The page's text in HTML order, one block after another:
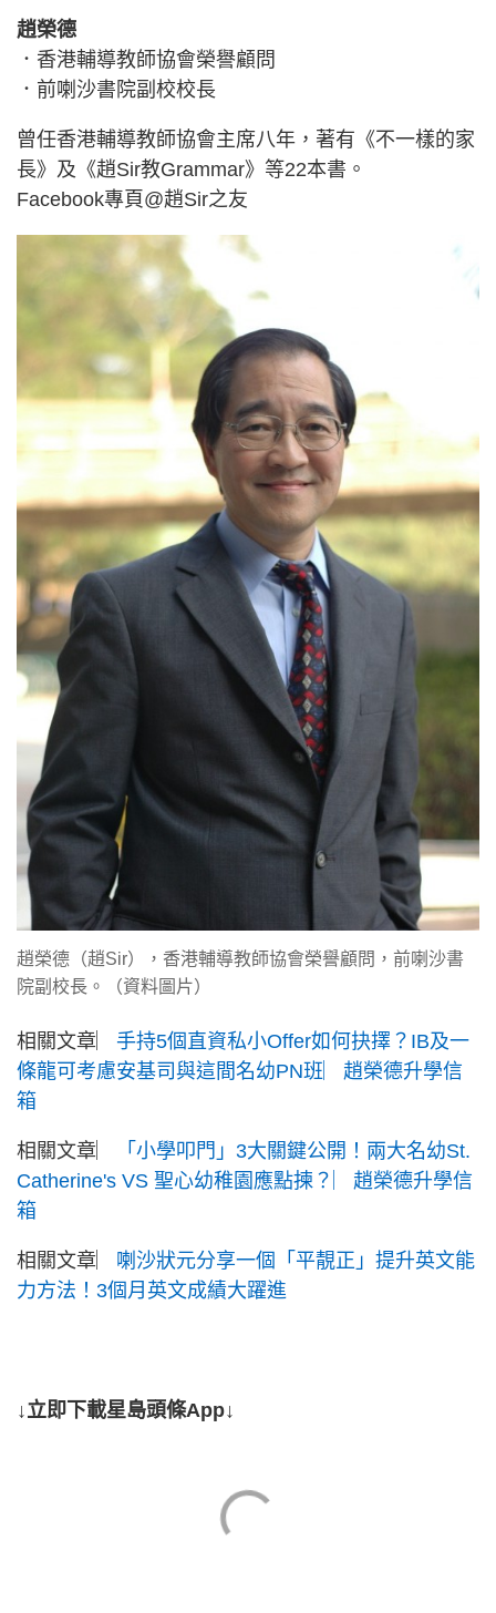
趙榮德
．香港輔導教師協會榮譽顧問
．前喇沙書院副校校長
曾任香港輔導教師協會主席八年，著有《不一樣的家
長》及《趙Sir教Grammar》等22本書。
Facebook專頁@趙Sir之友
趙榮德（趙Sir），香港輔導教師協會榮譽顧問，前喇沙書
院副校長。（資料圖片）
相關文章︳ 手持5個直資私小Offer如何抉擇？IB及一
條龍可考慮安基司與這間名幼PN班︳趙榮德升學信
箱
相關文章︳
「小學叩門」3大關鍵公開！兩大名幼St.
Catherine's VS 聖心幼稚園應點揀？︳趙榮德升學信
箱
相關文章︳ 喇沙狀元分享一個「平靚正」提升英文能
力方法！3個月英文成績大躍進
↓立即下載星島頭條App↓